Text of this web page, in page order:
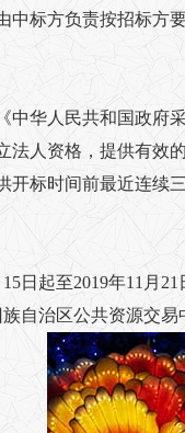
中标方负责按招标方
中华人民共和国政府
法人资格，提供有
开标时间前最近连续
日起至2019年11月21
自治区公共资源交易